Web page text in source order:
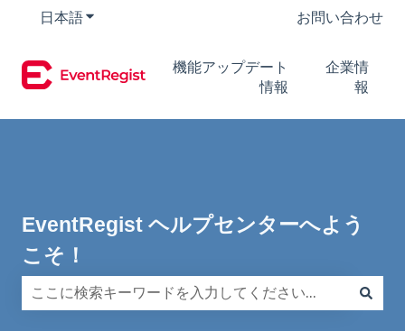
日本語翻訳のサブメニューを表示 お問い合わせ
機能アップデート
情報
企業情
報
EventRegist ヘルプセンターへよう
こそ！